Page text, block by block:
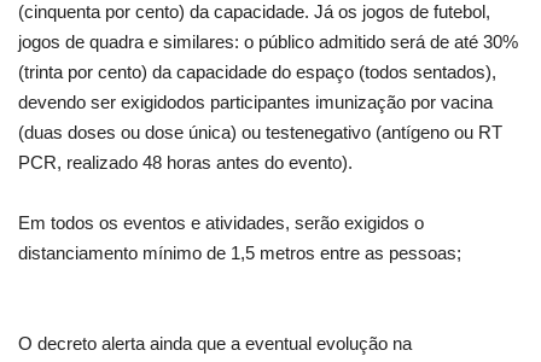
(cinquenta por cento) da capacidade. Já os jogos de futebol,
jogos de quadra e similares: o público admitido será de até 30%
(trinta por cento) da capacidade do espaço (todos sentados),
devendo ser exigidodos participantes imunização por vacina
(duas doses ou dose única) ou testenegativo (antígeno ou RT
PCR, realizado 48 horas antes do evento).
Em todos os eventos e atividades, serão exigidos o
distanciamento mínimo de 1,5 metros entre as pessoas;
O decreto alerta ainda que a eventual evolução na